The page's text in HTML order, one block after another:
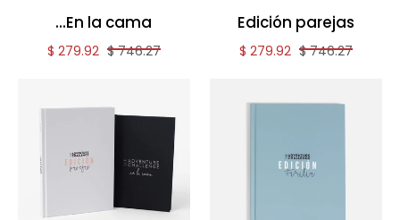
...En la cama
Reduced price of
$ 279.92 and original price of
$ 746.27
Edición parejas
Reduced price of
$ 279.92 and original
$ 746.27